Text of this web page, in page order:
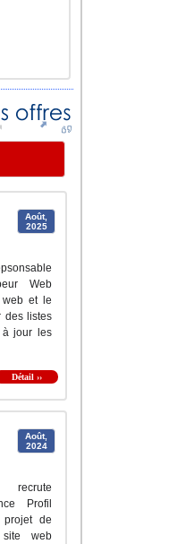
Août,
2025
Web
web et le
des listes
à jour les
Détail ››
Août,
2024
recrute
Profil
de
site web